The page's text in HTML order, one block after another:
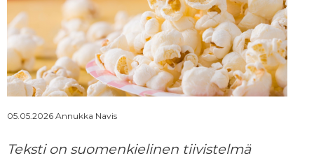
Momssien tarina
Ajankohtaista
Yhteystiedot
05.05.2026 Annukka Navis
Teksti on suomenkielinen tiivistelmä